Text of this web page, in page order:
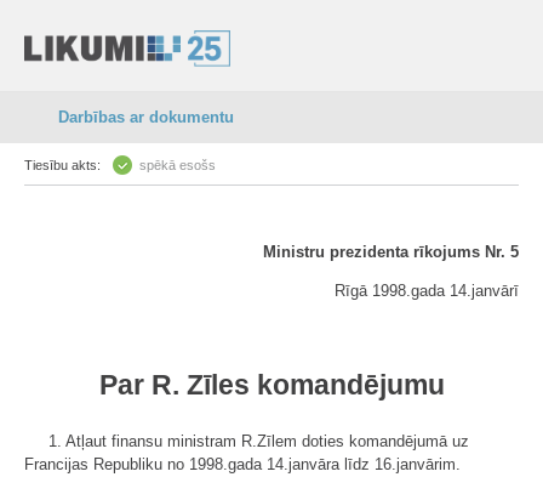
Darbības ar dokumentu
Tiesību akts: spēkā esošs
Ministru prezidenta rīkojums Nr. 5
Rīgā 1998.gada 14.janvārī
Par R. Zīles komandējumu
1. Atļaut finansu ministram R.Zīlem doties komandējumā uz
Francijas Republiku no 1998.gada 14.janvāra līdz 16.janvārim.